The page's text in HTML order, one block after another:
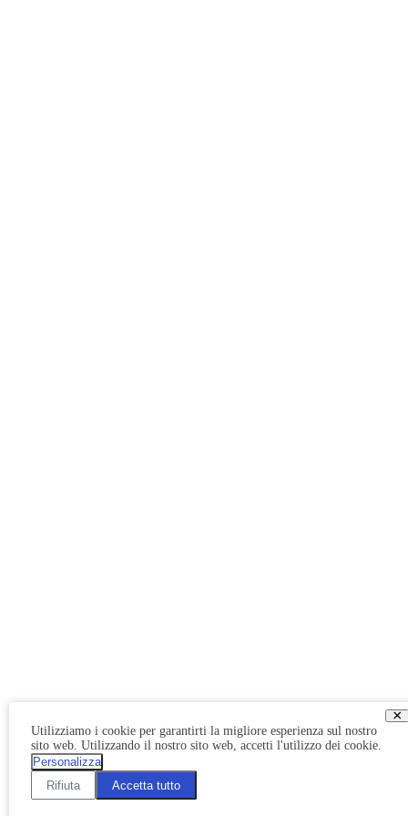
×
Utilizziamo i cookie per garantirti la migliore esperienza sul nostro
sito web. Utilizzando il nostro sito web, accetti l'utilizzo dei cookie.
Personalizza
Rifiuta
Accetta tutto